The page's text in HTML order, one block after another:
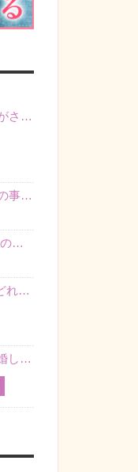
私は結婚しています。傲慢な夫に嫌気がさし離婚を考えていたときに、彼と出会いました。彼には恋人がいましたが、話をするうちに、夫とのことを相談するようにな
リコカツをしようと考えています。夫の事からの愛情を全く感じません。子供がいるので、子供が成長するまではと我慢しています。 まず、お金が必要だと考え、仕事の量も増やしました。ところが、夫は働かず、結局は
働く主婦、片思いをしています。 仕事の相談をしていくうちに、彼のことを好きになりました。私には夫も子供もいます。不倫をしているわけでもなく、もちろん、この気持ちは誰にも話していません。 ラインをする関
不倫ぶっちゃけトーク5弾！ 不倫してどれくらい？ 不倫のあれこれを、なんでもどうぞ♪♪
W不倫です。最近、彼のほうから、離婚して再婚しよう、と言ってきました。ハッキリいうと、そこまでは考えていませんでした。彼を好きな気持ちはあるし、彼なしの生活は考えられません。だけど、離婚して再婚すると